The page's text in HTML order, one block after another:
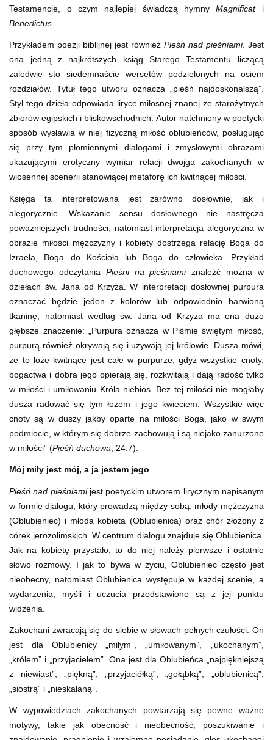
Testamencie, o czym najlepiej świadczą hymnyMagnificati
Benedictus
Przykładem poezji biblijnej jest również Pieśń nad pieśniami. Jest
ona jedną z najkrótszych ksiąg Starego Testamentu liczącą
zaledwie sto siedemnaście wersetów podzielonych na osiem
rozdziałów. Tytuł tego utworu oznacza „pieśń najdoskonalszą”.
Styl tego dzieła odpowiada liryce miłosnej znanej ze starożytnych
zbiorów egipskich i bliskowschodnich. Autor natchniony w poetycki
sposób wysławia w niej fizyczną miłość oblubieńców, posługując
się przy tym płomiennymi dialogami i zmysłowymi obrazami
ukazującymi erotyczny wymiar relacji dwojga zakochanych w
wiosennej scenerii stanowiącej metaforę ich kwitnącej miłości.
Księga ta interpretowana jest zarówno dosłownie, jak i
alegorycznie. Wskazanie sensu dosłownego nie nastręcza
poważniejszych trudności, natomiast interpretacja alegoryczna w
obrazie miłości mężczyzny i kobiety dostrzega relację Boga do
Izraela, Boga do Kościoła lub Boga do człowieka. Przykład
duchowego odczytania Pieśni na pieśniamiznaleźć można w
dziełach św. Jana od Krzyża. W interpretacji dosłownej purpura
oznaczać będzie jeden z kolorów lub odpowiednio barwioną
tkaninę, natomiast według św. Jana od Krzyża ma ona dużo
głębsze znaczenie: „Purpura oznacza w Piśmie świętym miłość,
purpurą również okrywają się i używają jej królowie. Dusza mówi,
że to łoże kwitnące jest całe w purpurze, gdyż wszystkie cnoty,
bogactwa i dobra jego opierają się, rozkwitają i dają radość tylko
w miłości i umiłowaniu Króla niebios. Bez tej miłości nie mogłaby
dusza radować się tym łożem i jego kwieciem. Wszystkie więc
cnoty są w duszy jakby oparte na miłości Boga, jako w swym
podmiocie, w którym się dobrze zachowują i są niejako zanurzone
w miłości” (Pieśń duchowa , 24.7).
Mój miły jest mój, a ja jestem jego
Pieśń nad pieśniamijest poetyckim utworem lirycznym napisanym
w formie dialogu, który prowadzą między sobą: młody mężczyzna
(Oblubieniec) i młoda kobieta (Oblubienica) oraz chór złożony z
córek jerozolimskich. W centrum dialogu znajduje się Oblubienica.
Jak na kobietę przystało, to do niej należy pierwsze i ostatnie
słowo rozmowy. I jak to bywa w życiu, Oblubieniec często jest
nieobecny, natomiast Oblubienica występuje w każdej scenie, a
wydarzenia, myśli i uczucia przedstawione są z jej punktu
widzenia.
Zakochani zwracają się do siebie w słowach pełnych czułości. On
jest dla Oblubienicy „miłym”, „umiłowanym”, „ukochanym”,
„królem” i „przyjacielem”. Ona jest dla Oblubieńca „najpiękniejszą
z niewiast”, „piękną”, „przyjaciółką”, „gołąbką”, „oblubienicą”,
„siostrą” i „nieskalaną”.
W wypowiedziach zakochanych powtarzają się pewne ważne
motywy, takie jak obecność i nieobecność, poszukiwanie i